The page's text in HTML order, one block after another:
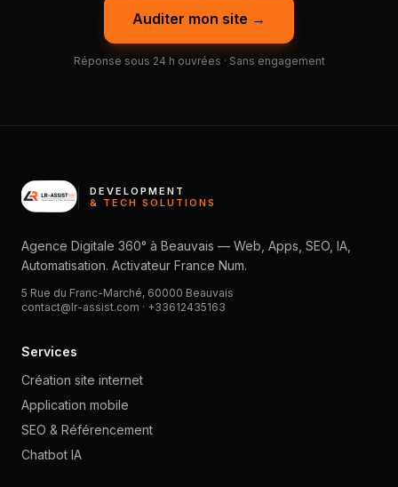
Auditer mon site →
Réponse sous 24 h ouvrées · Sans engagement
DEVELOPMENT
& TECH SOLUTIONS
Agence Digitale 360° à Beauvais — Web, Apps, SEO, IA,
Automatisation. Activateur France Num.
5 Rue du Franc-Marché, 60000 Beauvais
contact@lr-assist.com · +33612435163
Services
Création site internet
Application mobile
SEO & Référencement
Chatbot IA